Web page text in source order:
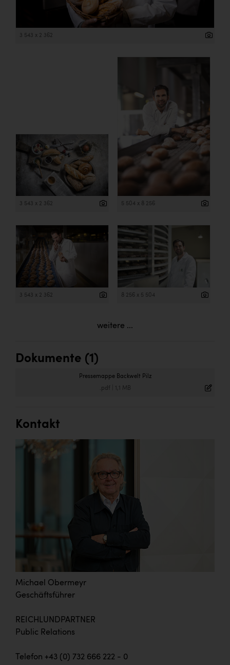
3 543 x 2 362
3 543 x 2 362 5 504 x 8 256
3 543 x 2 362 8 256 x 5 504
weitere ...
Dokumente (1)
Pressemappe Backwelt Pilz
.pdf 1,1 MB
Kontakt
Michael Obermeyr
Geschäftsführer
REICHLUNDPARTNER
Public Relations
Telefon +43 (0) 732 666 222 - 0